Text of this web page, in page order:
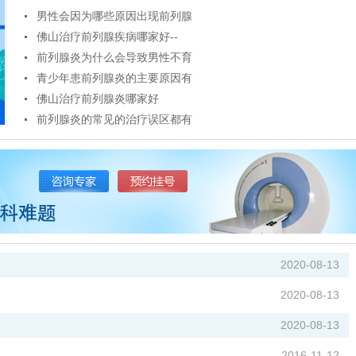
男性会因为哪些原因出现前列腺
佛山治疗前列腺疾病哪家好--
前列腺炎为什么会导致男性不育
青少年患前列腺炎的主要原因有
佛山治疗前列腺炎哪家好
前列腺炎的常见的治疗误区都有
2020-08-13
2020-08-13
2020-08-13